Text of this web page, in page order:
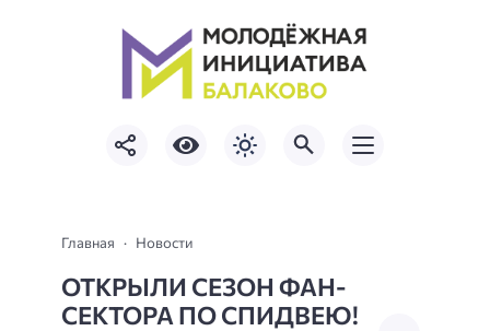
Главная Новости
ОТКРЫЛИ СЕЗОН ФАН-
СЕКТОРА ПО СПИДВЕЮ!